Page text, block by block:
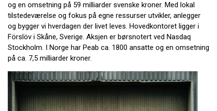
og en omsetning på 59 milliarder svenske kroner. Med lokal
tilstedeværelse og fokus på egne ressurser utvikler, anlegger
og bygger vi hverdagen der livet leves. Hovedkontoret ligger i
Förslöv i Skåne, Sverige. Aksjen er børsnotert ved Nasdaq
Stockholm. I Norge har Peab ca. 1800 ansatte og en omsetning
på ca. 7,5 milliarder kroner.